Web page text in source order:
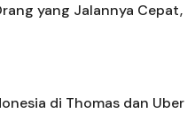
yang Jalannya Cepat,
di Thomas dan Uber